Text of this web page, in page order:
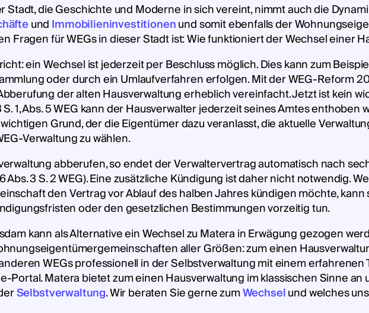
Stadt, die Geschichte und Moderne in sich vereint, nimmt auch die
undImmobilieninvestitionenund somit ebenfalls der
Fragen für WEGs in dieser Stadt ist: Wie funktioniert der Wechsel einer
ein Wechsel ist jederzeit per Beschluss möglich. Dies kann zum
oder durch ein Umlaufverfahren erfolgen. Mit der WEG-Reform
der alten Hausverwaltung erheblich vereinfacht. Jetzt ist kein
S. 1, Abs. 5 WEG kann der Hausverwalter jederzeit seines Amtes enthoben
Grund, der die Eigentümer dazu veranlasst, die aktuelle
Verwaltung zu wählen.
abberufen, so endet der Verwaltervertrag automatisch nach
Abs. 3 S. 2 WEG). Eine zusätzliche Kündigung ist daher nicht notwendig.
den Vertrag vor Ablauf des halben Jahres kündigen möchte,
oder den gesetzlichen Bestimmungen vorzeitig tun.
kann als Alternative ein Wechsel zu Matera in Erwägung gezogen
aller Größen: zum einen
WEGs professionell in der Selbstverwaltung mit einem erfahrenen
Portal. Matera bietet zum einen Hausverwaltung im klassischen Sinne
Selbstverwaltung. Wir beraten Sie gerne zumWechselund welches